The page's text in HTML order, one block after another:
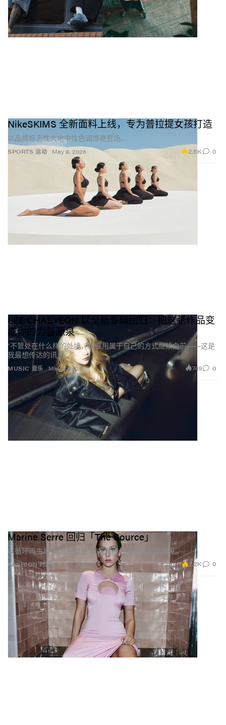
SPORTS 运动
NikeSKIMS 全新面料上线，专为普拉提女孩打造
以品牌标志性大地中性色调惊艳登场。
May 8, 2026 2.6K 0
MUSIC 音乐
LEE CHAEYEON 以全新专辑回归：把这张作品变
成你的力量源泉
“不管处在什么样的处境，都要用属于自己的方式继续向前——这是
我最想传达的讯息。”
May 8, 2026 749 0
FASHION 时装
Marine Serre 回归「The Source」
以循环再生与“第二层肌肤”剪裁为核心的全新视觉战役。
May 7, 2026 2.2K 0